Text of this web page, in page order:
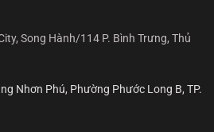
Song Hành/114 P. Bình Trưng, Thủ
Nhơn Phú, Phường Phước Long B, TP.